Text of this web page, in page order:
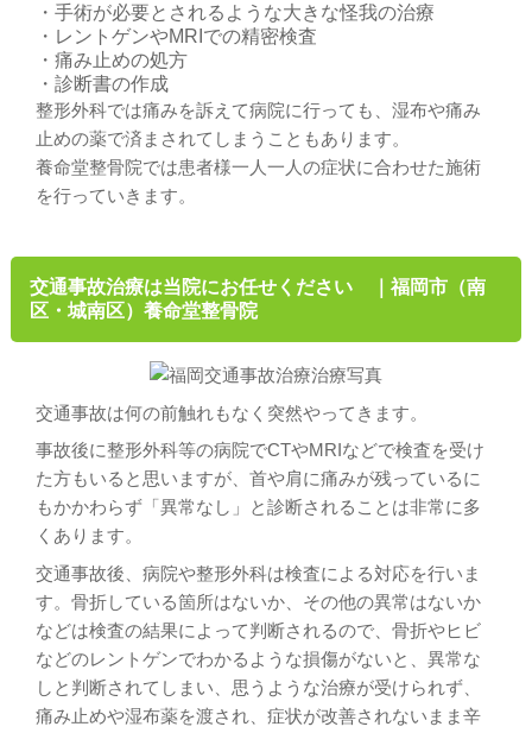
・手術が必要とされるような大きな怪我の治療
・レントゲンやMRIでの精密検査
・痛み止めの処方
・診断書の作成
整形外科では痛みを訴えて病院に行っても、湿布や痛み
止めの薬で済まされてしまうこともあります。
養命堂整骨院では患者様一人一人の症状に合わせた施術
を行っていきます。
交通事故治療は当院にお任せください ｜福岡市（南
区・城南区）養命堂整骨院
交通事故は何の前触れもなく突然やってきます。
事故後に整形外科等の病院でCTやMRIなどで検査を受け
た方もいると思いますが、首や肩に痛みが残っているに
もかかわらず「異常なし」と診断されることは非常に多
くあります。
交通事故後、病院や整形外科は検査による対応を行いま
す。骨折している箇所はないか、その他の異常はないか
などは検査の結果によって判断されるので、骨折やヒビ
などのレントゲンでわかるような損傷がないと、異常な
しと判断されてしまい、思うような治療が受けられず、
痛み止めや湿布薬を渡され、症状が改善されないまま辛